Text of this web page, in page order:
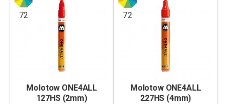
72
Molotow ONE4ALL
127HS (2mm)
72
Molotow ONE4ALL
227HS (4mm)